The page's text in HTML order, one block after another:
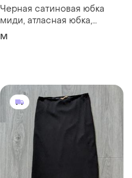
Черная сатиновая юбка
миди, атласная юбка,
шелковая юбка, р.м
M